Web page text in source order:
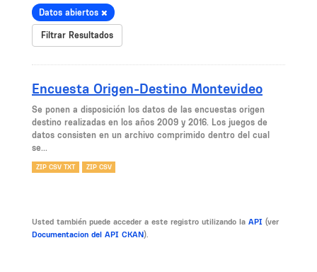
Datos abiertos
Filtrar Resultados
Encuesta Origen-Destino Montevideo
Se ponen a disposición los datos de las encuestas origen
destino realizadas en los años 2009 y 2016. Los juegos de
datos consisten en un archivo comprimido dentro del cual
se...
ZIP CSV TXT ZIP CSV
Usted también puede acceder a este registro utilizando la API (ver
Documentacion del API CKAN).